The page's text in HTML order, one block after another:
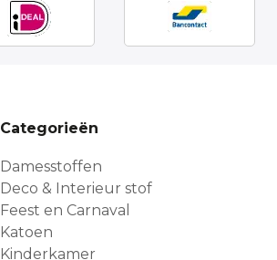
Categorieën
Damesstoffen
Deco & Interieur stof
Feest en Carnaval
Katoen
Kinderkamer